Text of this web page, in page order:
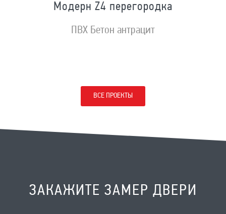
Модерн Z4 перегородка
ПВХ Бетон антрацит
ВСЕ ПРОЕКТЫ
ЗАКАЖИТЕ ЗАМЕР ДВЕРИ